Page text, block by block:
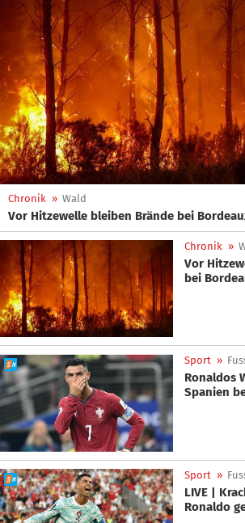
Chronik » Wald
Vor Hitzewelle bleiben Brände bei
Chronik »
Vor
bei
Sport »
Ronaldos
Spanien
Sport »
LIVE |
Ronaldo